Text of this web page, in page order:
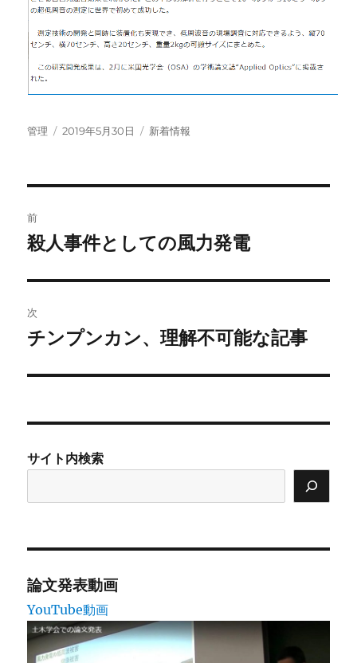
投
管理
投
2019年5月30日
カ
新着情報
稿
ビ
ゲ
ー
ン
前
前
投
稿:
殺人事件としての風力発電
次
次
投
チンプンカン、理解不可能な記事
サイト内検索
論文発表動画
YouTube動画